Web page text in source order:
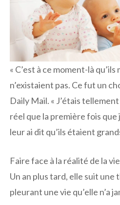
« C’est à ce moment-là qu’ils
n’existaient pas. Ce fut un
Daily Mail. « J’étais
réel que la première fois que
leur ai dit qu’ils étaient
Faire face à la réalité de la
Un an plus tard, elle suit une
pleurant une vie qu’elle n’a